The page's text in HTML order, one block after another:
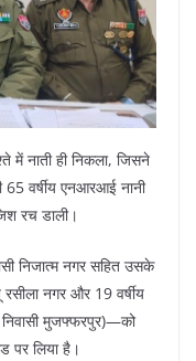
में नाती ही निकला, जिसने
वर्षीय एनआरआई नानी
रच डाली।
निजात्म नगर सहित उसके
रसीला नगर और 19 वर्षीय
निवासी मुजफ्फरपुर)—को
पर लिया है।